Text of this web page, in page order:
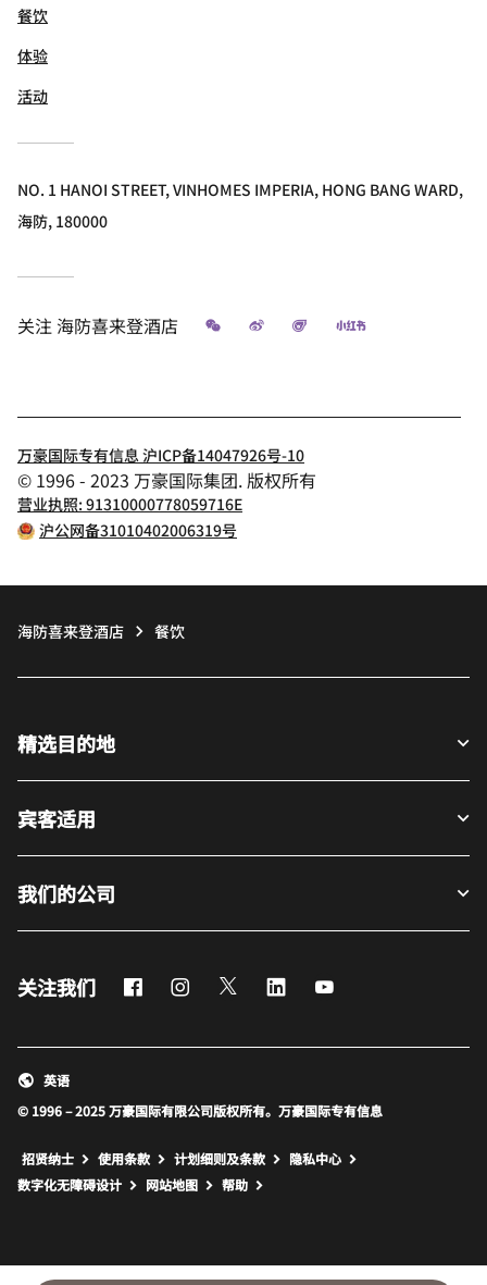
餐饮
体验
活动
NO. 1 HANOI STREET, VINHOMES IMPERIA, HONG BANG WARD,
海防, 180000
关注 海防喜来登酒店 微信 微博 飞猪 小红书
万豪国际专有信息 沪ICP备14047926号-10
© 1996 - 2023 万豪国际集团. 版权所有
营业执照: 91310000778059716E
沪公网备31010402006319号
海防喜来登酒店 餐饮
精选目的地
宾客适用
我们的公司
关注我们 FacebookInstagram
Twitter LinkedIn
© 1996 – 2025 万豪国际有限公司版权所有。万豪国际专有信息
英语
招贤纳士 使用条款 计划细则及条款
隐私中心
数字化无障碍设计
网站地图 打开新窗口
帮助